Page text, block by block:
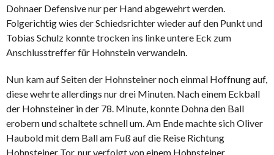
Dohnaer Defensive nur per Hand abgewehrt werden.
Folgerichtig wies der Schiedsrichter wieder auf den Punkt und
Tobias Schulz konnte trocken ins linke untere Eck zum
Anschlusstreffer für Hohnstein verwandeln.
Nun kam auf Seiten der Hohnsteiner noch einmal Hoffnung auf,
diese wehrte allerdings nur drei Minuten. Nach einem Eckball
der Hohnsteiner in der 78. Minute, konnte Dohna den Ball
erobern und schaltete schnell um. Am Ende machte sich Oliver
Haubold mit dem Ball am Fuß auf die Reise Richtung
Hohnsteiner Tor, nur verfolgt von einem Hohnsteiner